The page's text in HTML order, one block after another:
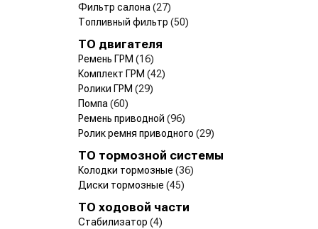
Фильтр салона (27)
Топливный фильтр (50)
ТО двигателя
Ремень ГРМ (16)
Комплект ГРМ (42)
Ролики ГРМ (29)
Помпа (60)
Ремень приводной (96)
Ролик ремня приводного (29)
ТО тормозной системы
Колодки тормозные (36)
Диски тормозные (45)
ТО ходовой части
Стабилизатор (4)